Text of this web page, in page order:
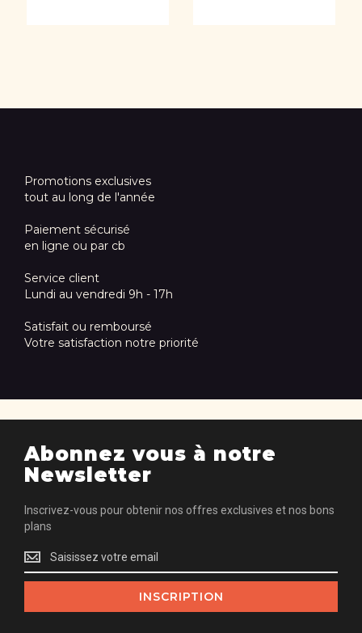
Promotions exclusives
tout au long de l'année
Paiement sécurisé
en ligne ou par cb
Service client
Lundi au vendredi 9h - 17h
Satisfait ou remboursé
Votre satisfaction notre priorité
Abonnez vous à notre
Newsletter
Inscrivez-vous pour obtenir nos offres exclusives et nos bons
plans
Inscrivez-
vous
pour
nos
INSCRIPTION